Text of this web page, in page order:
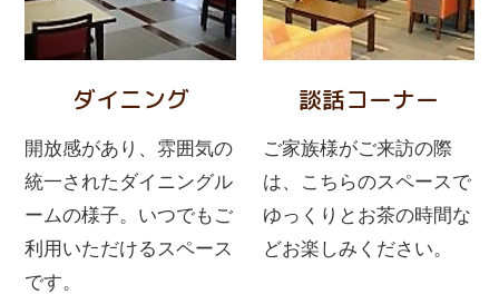
ダイニング
開放感があり、雰囲気の
統一されたダイニングル
ームの様子。いつでもご
利用いただけるスペース
です。
談話コーナー
ご家族様がご来訪の際
は、こちらのスペースで
ゆっくりとお茶の時間な
どお楽しみください。